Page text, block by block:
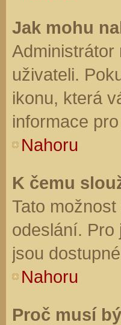
Jak mohu
uživateli.
ikonu, která
informace
Nahoru
K čemu
Tato
odeslání. Pro
jsou
Nahoru
Proč musí